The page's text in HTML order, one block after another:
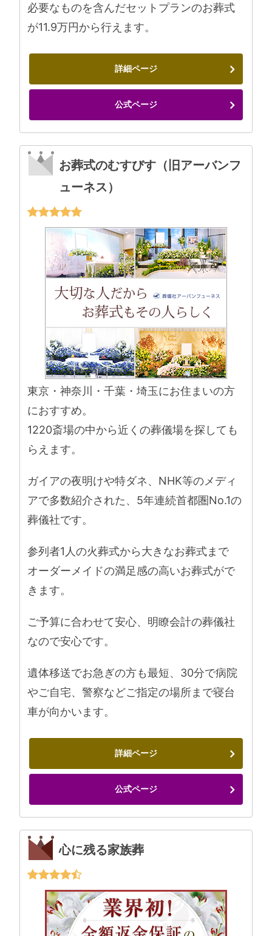
必要なものを含んだセットプランのお葬式
が11.9万円から行えます。
詳細ページ
公式ページ
お葬式のむすびす（旧アーバンフ
ューネス）
東京・神奈川・千葉・埼玉にお住まいの方
におすすめ。
1220斎場の中から近くの葬儀場を探しても
らえます。
ガイアの夜明けや特ダネ、NHK等のメディ
アで多数紹介された、5年連続首都圏No.1の
葬儀社です。
参列者1人の火葬式から大きなお葬式まで
オーダーメイドの満足感の高いお葬式がで
きます。
ご予算に合わせて安心、明瞭会計の葬儀社
なので安心です。
遺体移送でお急ぎの方も最短、30分で病院
やご自宅、警察などご指定の場所まで寝台
車が向かいます。
詳細ページ
公式ページ
心に残る家族葬